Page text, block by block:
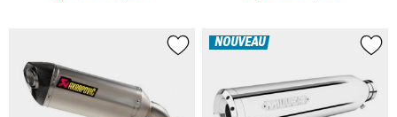
NOUVEAU